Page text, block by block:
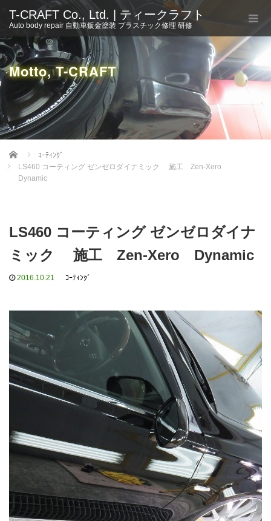
T-CRAFT Co., Ltd. | ティークラフト
Auto body repair 自動車鈑金塗装 プラスチック修理 研修
Motto, T-CRAFT
Home
ｺｰﾃｨﾝｸﾞ
LS460 コーティング ゼンゼロダイナミック 施工 Zen-Xero
Dynamic
LS460 コーティング ゼンゼロダイナ
ミック 施工 Zen-Xero Dynamic
2016.10.21 ｺｰﾃｨﾝｸﾞ